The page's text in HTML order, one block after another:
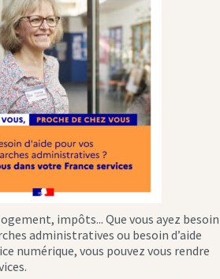
impôts... Que vous ayez besoin
administratives ou besoin d’aide
numérique, vous pouvez vous rendre